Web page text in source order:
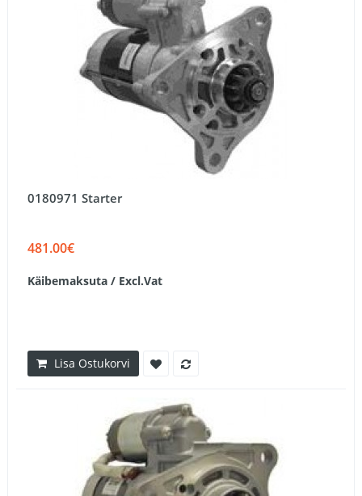
0180971 Starter
481.00€
Käibemaksuta / Excl.Vat
Lisa Ostukorvi